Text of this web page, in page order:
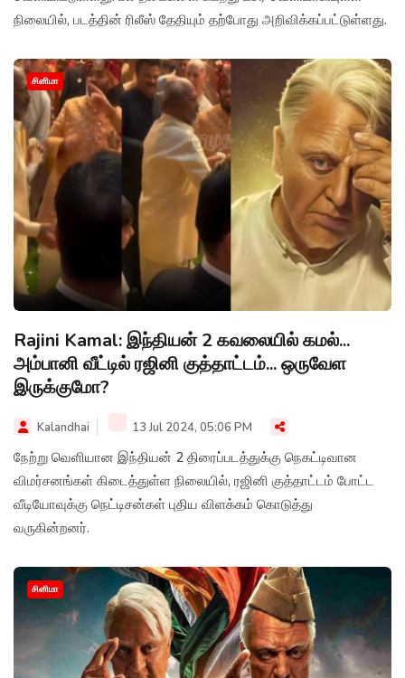
நிலையில், படத்தின் ரிலீஸ் தேதியும் தற்போது அறிவிக்கப்பட்டுள்ளது.
சினிமா
Rajini Kamal: இந்தியன் 2 கவலையில் கமல்...
அம்பானி வீட்டில் ரஜினி குத்தாட்டம்... ஒருவேள
இருக்குமோ?
Kalandhai 13 Jul 2024, 05:06 PM
நேற்று வெளியான இந்தியன் 2 திரைப்படத்துக்கு நெகட்டிவான
விமர்சனங்கள் கிடைத்துள்ள நிலையில், ரஜினி குத்தாட்டம் போட்ட
வீடியோவுக்கு நெட்டிசன்கள் புதிய விளக்கம் கொடுத்து
வருகின்றனர்.
சினிமா